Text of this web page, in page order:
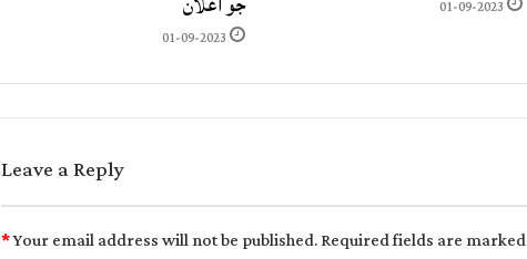
01-09-2023
01-09-2023
Leave a Reply
Your email address will not be published.Required fields are marked
*